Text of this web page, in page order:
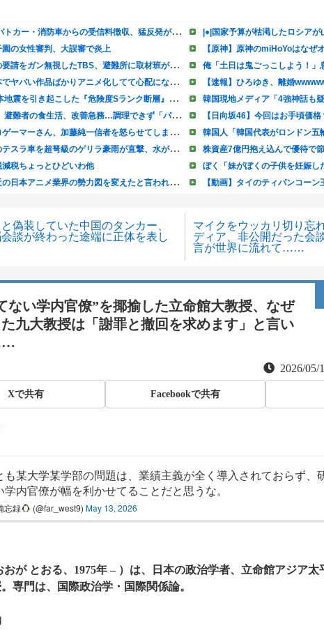
偽装していた中国のタンカー、
談が終わった途端に正体を表し
マイクをウッカリ切り忘
ディア、非公開だった会
言が世界に流れて……
ない学内官僚”を揶揄した立命館大教授、なぜ
九大教授は「謝罪と撤回を求めます」と言い
2026/05/
Xで共有 Facebookで共有
も某大学某学部の問題は、業績主義が全く導入されておらず、
学内官僚が幅を利かせてることだと思うな。
忘録 (@far_west9) May 13, 2026
おが とおる、1975年 – ）は、日本の政治学者、立命館アジア
専門は、国際政治学・国際関係論。